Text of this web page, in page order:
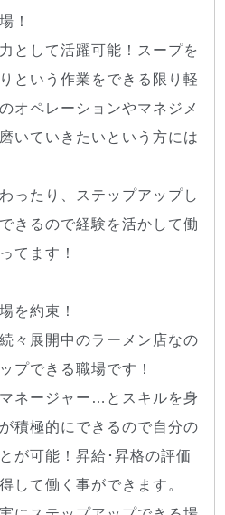
！
として活躍可能！スープを
という作業をできる限り軽
オペレーションやマネジメ
いていきたいという方には
ったり、ステップアップし
きるので経験を活かして働
てます！
を約束！
々展開中のラーメン店なの
プできる職場です！
ネージャー…とスキルを身
積極的にできるので自分の
が可能！昇給･昇格の評価
して働く事ができます。